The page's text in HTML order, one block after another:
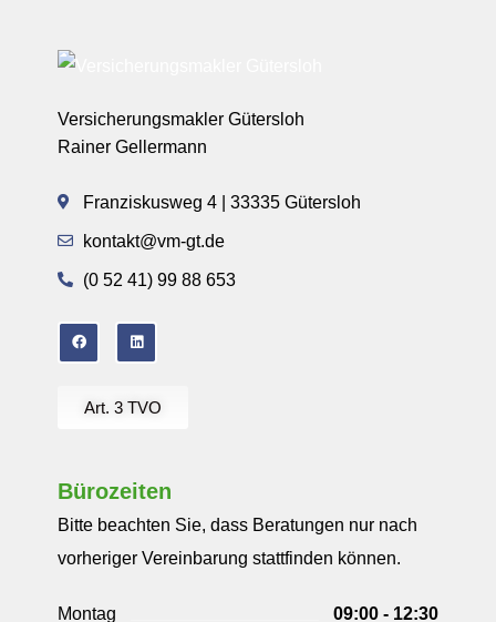
Versicherungsmakler Gütersloh
Rainer Gellermann
Franziskusweg 4 | 33335 Gütersloh
kontakt@vm-gt.de
(0 52 41) 99 88 653
Art. 3 TVO
Bürozeiten
Bitte beachten Sie, dass Beratungen nur nach
vorheriger Vereinbarung stattfinden können.
Montag 09:00 - 12:30